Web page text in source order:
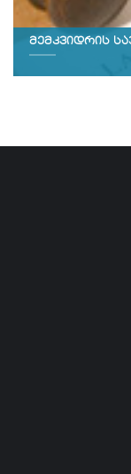
მემკვიდრის